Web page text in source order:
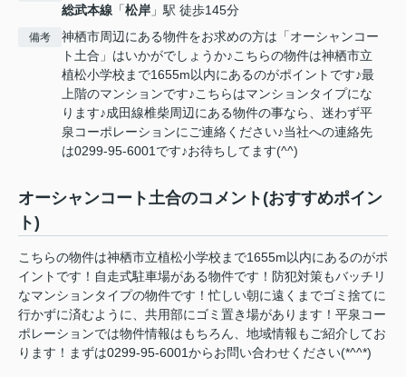
総武本線 「松岸 」駅 徒歩145分
備考
神栖市周辺にある物件をお求めの方は「オーシャンコー
ト土合」はいかがでしょうか♪こちらの物件は神栖市立
植松小学校まで1655m以内にあるのがポイントです♪最
上階のマンションです♪こちらはマンションタイプにな
ります♪成田線椎柴周辺にある物件の事なら、迷わず平
泉コーポレーションにご連絡ください♪当社への連絡先
は0299-95-6001です♪お待ちしてます(^^)
オーシャンコート土合のコメント(おすすめポイン
ト)
こちらの物件は神栖市立植松小学校まで1655m以内にあるのがポ
イントです！自走式駐車場がある物件です！防犯対策もバッチリ
なマンションタイプの物件です！忙しい朝に遠くまでゴミ捨てに
行かずに済むように、共用部にゴミ置き場があります！平泉コー
ポレーションでは物件情報はもちろん、地域情報もご紹介してお
ります！まずは0299-95-6001からお問い合わせください(*^^*)